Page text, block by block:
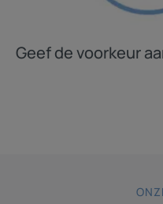
Geef de voorkeur